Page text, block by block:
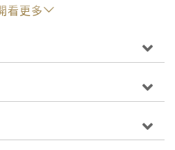
看更多